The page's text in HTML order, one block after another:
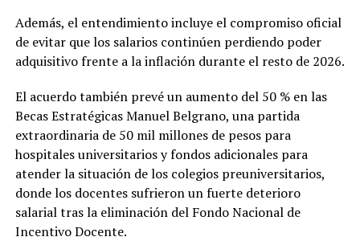
Además, el entendimiento incluye el compromiso oficial
de evitar que los salarios continúen perdiendo poder
adquisitivo frente a la inflación durante el resto de 2026.
El acuerdo también prevé un aumento del 50 % en las
Becas Estratégicas Manuel Belgrano, una partida
extraordinaria de 50 mil millones de pesos para
hospitales universitarios y fondos adicionales para
atender la situación de los colegios preuniversitarios,
donde los docentes sufrieron un fuerte deterioro
salarial tras la eliminación del Fondo Nacional de
Incentivo Docente.